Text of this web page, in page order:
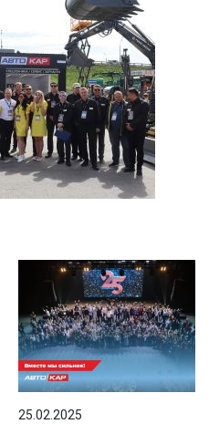
25.02.2025